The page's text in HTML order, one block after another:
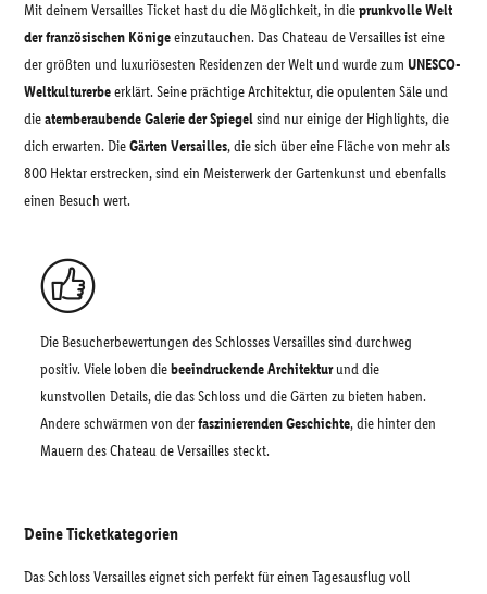
Mit deinem Versailles Ticket hast du die Möglichkeit, in dieprunkvolle Welt
der französischen Königeeinzutauchen. Das Chateau de Versailles ist eine
der größten und luxuriösesten Residenzen der Welt und wurde zum UNESCO-
Weltkulturerbeerklärt. Seine prächtige Architektur, die opulenten Säle und
dieatemberaubende Galerie der Spiegelsind nur einige der Highlights, die
dich erwarten. DieGärten Versailles, die sich über eine Fläche von mehr als
800 Hektar erstrecken, sind ein Meisterwerk der Gartenkunst und ebenfalls
einen Besuch wert.
Die Besucherbewertungen des Schlosses Versailles sind durchweg
positiv. Viele loben diebeeindruckende Architekturund die
kunstvollen Details, die das Schloss und die Gärten zu bieten haben.
Andere schwärmen von derfaszinierenden Geschichte, die hinter den
Mauern des Chateau de Versailles steckt.
Deine Ticketkategorien
Das Schloss Versailles eignet sich perfekt für einen Tagesausflug voll